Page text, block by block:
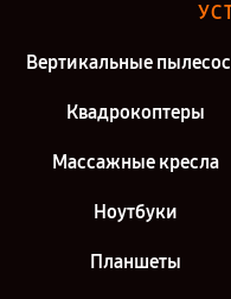
Вертикальные
Квадрокоптеры
Массажные кресла
Ноутбуки
Планшеты